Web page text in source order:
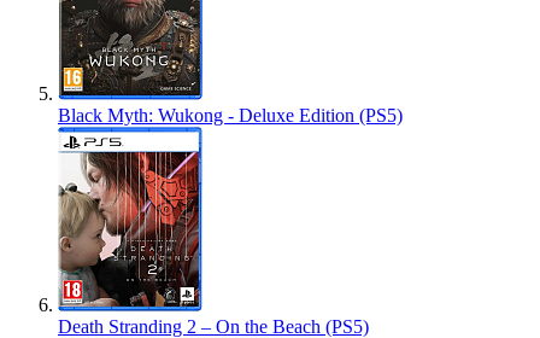
Black Myth: Wukong - Deluxe Edition (PS5)
Death Stranding 2 – On the Beach (PS5)